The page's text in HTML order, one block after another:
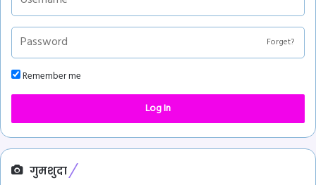
Forget?
Remember me
Log In
गुमशुदा